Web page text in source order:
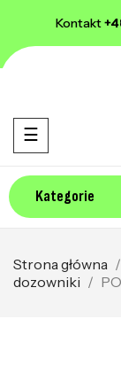
Kontakt
Kategorie
Toggle navigation
☰
Strona główna
dozowniki